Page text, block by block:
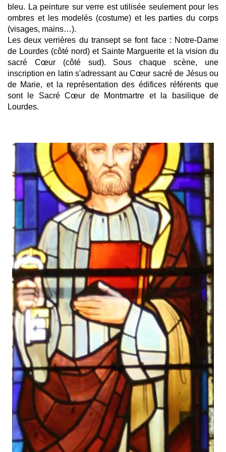
bleu. La peinture sur verre est utilisée seulement pour les
ombres et les modelés (costume) et les parties du corps
(visages, mains…).
Les deux verrières du transept se font face : Notre-Dame
de Lourdes (côté nord) et Sainte Marguerite et la vision du
sacré Cœur (côté sud). Sous chaque scène, une
inscription en latin s'adressant au Cœur sacré de Jésus ou
de Marie, et la représentation des édifices référents que
sont le Sacré Cœur de Montmartre et la basilique de
Lourdes.
Afficher
l'image
en
grand